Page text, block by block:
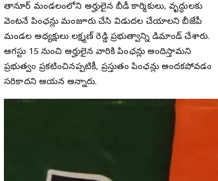
తానూర్ మండలంలోని అర్హులైన బీడీ కార్మికులు, వృద్ధులకు
వెంటనే పింఛన్లు మంజూరు చేసి విడుదల చేయాలని బీజేపీ
మండల అధ్యక్షులు లక్ష్మణ్ రెడ్డి ప్రభుత్వాన్ని డిమాండ్ చేశారు.
ఆగస్టు 15 నుంచి అర్హులైన వారికి పింఛన్లు అందిస్తామని
ప్రభుత్వం ప్రకటించినప్పటికీ, ప్రస్తుతం పింఛన్లు అందకపోవడం
సరికాదని ఆయన అన్నారు.